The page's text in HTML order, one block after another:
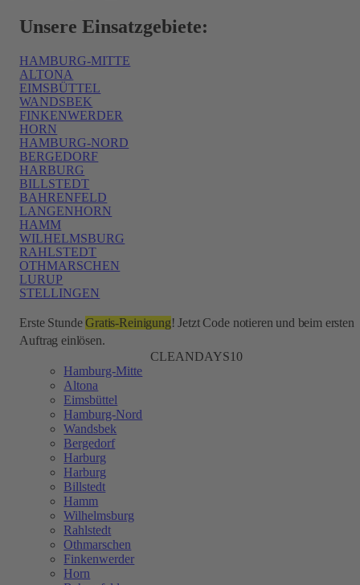
Unsere Einsatzgebiete:
HAMBURG-MITTE
ALTONA
EIMSBÜTTEL
WANDSBEK
FINKENWERDER
HORN
HAMBURG-NORD
BERGEDORF
HARBURG
BILLSTEDT
BAHRENFELD
LANGENHORN
HAMM
WILHELMSBURG
RAHLSTEDT
OTHMARSCHEN
LURUP
STELLINGEN
Erste StundeGratis-Reinigung! Jetzt Code notieren und beim ersten
Auftrag einlösen.
CLEANDAYS10
Hamburg-Mitte
Altona
Eimsbüttel
Hamburg-Nord
Wandsbek
Bergedorf
Harburg
Harburg
Billstedt
Hamm
Wilhelmsburg
Rahlstedt
Othmarschen
Finkenwerder
Horn